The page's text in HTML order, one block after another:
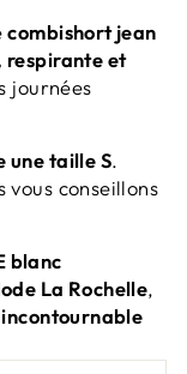
combishort jean
respirante et
journées
une taille S.
vous conseillons
blanc
La Rochelle,